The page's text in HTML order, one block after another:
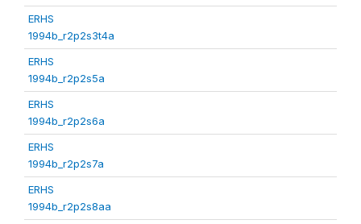
ERHS
1994b_r2p2s3t4a
ERHS
1994b_r2p2s5a
ERHS
1994b_r2p2s6a
ERHS
1994b_r2p2s7a
ERHS
1994b_r2p2s8aa